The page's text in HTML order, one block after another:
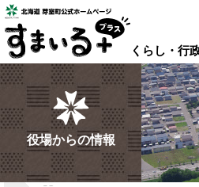
本
文
へ
移
動
る
くらし・行
instagram
役場からの情報